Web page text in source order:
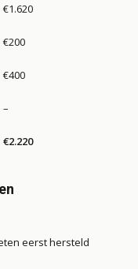
€1.620
€200
€400
–
€2.220
eerst hersteld